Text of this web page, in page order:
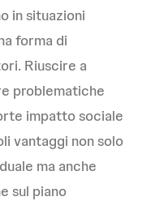
in situazioni
forma di
Riuscire a
problematiche
impatto sociale
vantaggi non solo
ma anche
sul piano